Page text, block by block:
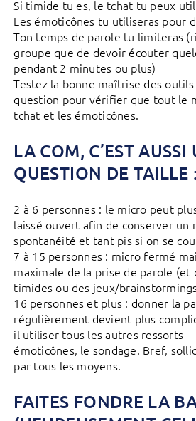
Si timide tu es, le tchat tu peux
Les émoticônes tu utiliseras pour
Ton temps de parole tu limiteras
groupe que de devoir écouter
pendant 2 minutes ou plus)
Testez la bonne maîtrise des
question pour vérifier que tout le
tchat et les émoticônes.
LA COM, C’EST AUSSI
QUESTION DE TAILLE :
2 à 6 personnes : le micro peut
laissé ouvert afin de conserver un
spontanéité et tant pis si on se
7 à 15 personnes : micro fermé
maximale de la prise de parole (et
timides ou des jeux/
16 personnes et plus : donner la
régulièrement devient plus
il utiliser tous les autres ressorts –
émoticônes, le sondage. Bref,
par tous les moyens.
FAITES FONDRE LA